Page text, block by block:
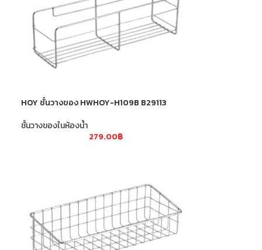
HOY ชั้นวางของ HWHOY-H109B B29113
ชั้นวางของในห้องน้ำ
279.00฿